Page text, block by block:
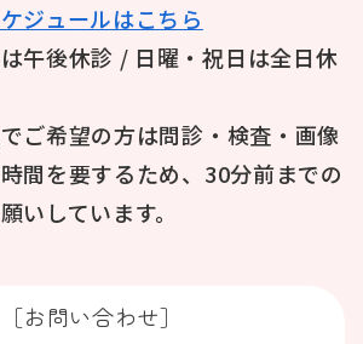
ジュールはこちら
午後休診 / 日曜・祝日は全日休
ご希望の方は問診・検査・画像
間を要するため、30分前までの
いしています。
［お問い合わせ］